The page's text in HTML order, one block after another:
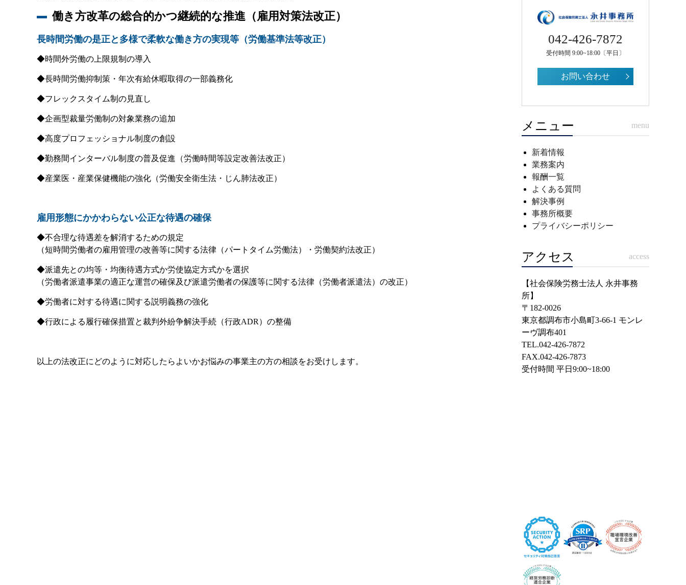
働き方改革の総合的かつ継続的な推進（雇用対策法改正）
長時間労働の是正と多様で柔軟な働き方の実現等（労働基準法等改正）
◆時間外労働の上限規制の導入
◆長時間労働抑制策・年次有給休暇取得の一部義務化
◆フレックスタイム制の見直し
◆企画型裁量労働制の対象業務の追加
◆高度プロフェッショナル制度の創設
◆勤務間インターバル制度の普及促進（労働時間等設定改善法改正）
◆産業医・産業保健機能の強化（労働安全衛生法・じん肺法改正）
雇用形態にかかわらない公正な待遇の確保
◆不合理な待遇差を解消するための規定
（短時間労働者の雇用管理の改善等に関する法律（パートタイム労働法）・労働契約法改正）
◆派遣先との均等・均衡待遇方式か労使協定方式かを選択
（労働者派遣事業の適正な運営の確保及び派遣労働者の保護等に関する法律（労働者派遣法）の改正）
◆労働者に対する待遇に関する説明義務の強化
◆行政による履行確保措置と裁判外紛争解決手続（行政ADR）の整備
以上の法改正にどのように対応したらよいかお悩みの事業主の方の相談をお受けします。
042-426-7872
受付時間 9:00~18:00〔平日〕
お問い合わせ
メニュー menu
新着情報
業務案内
報酬一覧
よくある質問
解決事例
事務所概要
プライバシーポリシー
アクセス access
【社会保険労務士法人 永井事務
所】
〒182-0026
東京都調布市小島町3-66-1 モンレ
ーヴ調布401
TEL.042-426-7872
FAX.042-426-7873
受付時間 平日9:00~18:00